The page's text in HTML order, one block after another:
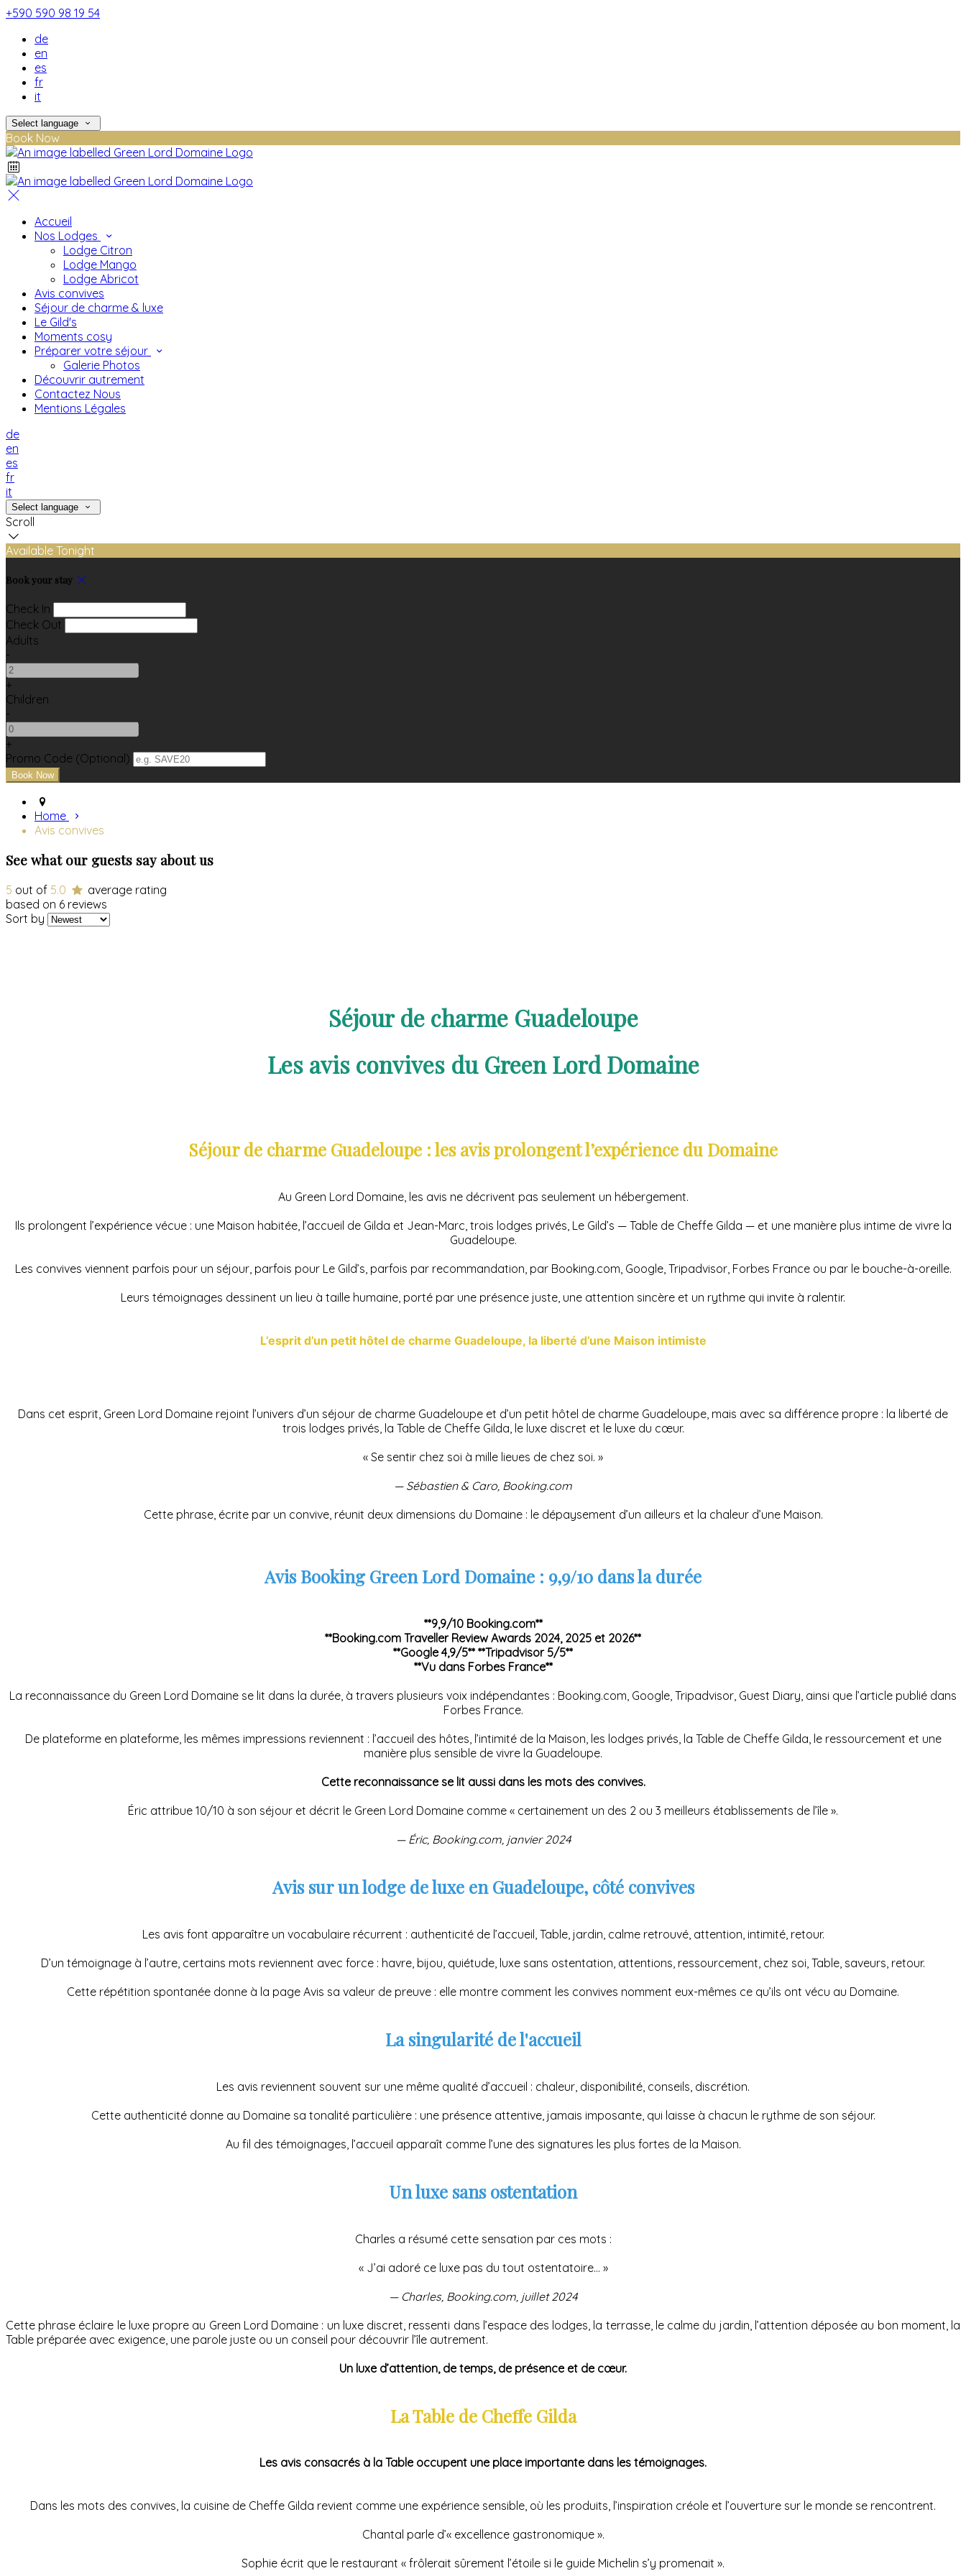
+590 590 98 19 54
de
en
es
fr
it
Select language
Book Now
Accueil
Nos Lodges
Lodge Citron
Lodge Mango
Lodge Abricot
Avis convives
Séjour de charme & luxe
Le Gild's
Moments cosy
Préparer votre séjour
Galerie Photos
Découvrir autrement
Contactez Nous
Mentions Légales
de
en
es
fr
it
Select language
Scroll
Available Tonight
Book your stay
Check In
Check Out
Adults
-
+
Children
-
+
Promo Code (Optional)
Home
Avis convives
See what our guests say about us
5 out of 5.0
average rating
based on 6 reviews
Sort by
Séjour de charme Guadeloupe
Les avis convives du Green Lord Domaine
Séjour de charme Guadeloupe : les avis prolongent l’expérience du Domaine
Au Green Lord Domaine, les avis ne décrivent pas seulement un hébergement.
Ils prolongent l’expérience vécue : une Maison habitée, l’accueil de Gilda et Jean-Marc, trois lodges privés, Le Gild’s — Table de Cheffe Gilda — et une manière plus intime de vivre la
Guadeloupe.
Les convives viennent parfois pour un séjour, parfois pour Le Gild’s, parfois par recommandation, par Booking.com, Google, Tripadvisor, Forbes France ou par le bouche-à-oreille.
Leurs témoignages dessinent un lieu à taille humaine, porté par une présence juste, une attention sincère et un rythme qui invite à ralentir.
L’esprit d’un petit hôtel de charme Guadeloupe, la liberté d’une Maison intimiste
Dans cet esprit, Green Lord Domaine rejoint l’univers d’un séjour de charme Guadeloupe et d’un petit hôtel de charme Guadeloupe, mais avec sa différence propre : la liberté de
trois lodges privés, la Table de Cheffe Gilda, le luxe discret et le luxe du cœur.
« Se sentir chez soi à mille lieues de chez soi. »
— Sébastien & Caro, Booking.com
Cette phrase, écrite par un convive, réunit deux dimensions du Domaine : le dépaysement d’un ailleurs et la chaleur d’une Maison.
Avis Booking Green Lord Domaine : 9,9/10 dans la durée
**9,9/10 Booking.com**
**Booking.com Traveller Review Awards 2024, 2025 et 2026**
**Google 4,9/5** **Tripadvisor 5/5**
**Vu dans Forbes France**
La reconnaissance du Green Lord Domaine se lit dans la durée, à travers plusieurs voix indépendantes : Booking.com, Google, Tripadvisor, Guest Diary, ainsi que l’article publié dans
Forbes France.
De plateforme en plateforme, les mêmes impressions reviennent : l’accueil des hôtes, l’intimité de la Maison, les lodges privés, la Table de Cheffe Gilda, le ressourcement et une
manière plus sensible de vivre la Guadeloupe.
Cette reconnaissance se lit aussi dans les mots des convives.
Éric attribue 10/10 à son séjour et décrit le Green Lord Domaine comme « certainement un des 2 ou 3 meilleurs établissements de l’île ».
— Éric, Booking.com, janvier 2024
Avis sur un lodge de luxe en Guadeloupe, côté convives
Les avis font apparaître un vocabulaire récurrent : authenticité de l’accueil, Table, jardin, calme retrouvé, attention, intimité, retour.
D’un témoignage à l’autre, certains mots reviennent avec force : havre, bijou, quiétude, luxe sans ostentation, attentions, ressourcement, chez soi, Table, saveurs, retour.
Cette répétition spontanée donne à la page Avis sa valeur de preuve : elle montre comment les convives nomment eux-mêmes ce qu’ils ont vécu au Domaine.
La singularité de l'accueil
Les avis reviennent souvent sur une même qualité d’accueil : chaleur, disponibilité, conseils, discrétion.
Cette authenticité donne au Domaine sa tonalité particulière : une présence attentive, jamais imposante, qui laisse à chacun le rythme de son séjour.
Au fil des témoignages, l’accueil apparaît comme l’une des signatures les plus fortes de la Maison.
Un luxe sans ostentation
Charles a résumé cette sensation par ces mots :
« J’ai adoré ce luxe pas du tout ostentatoire… »
— Charles, Booking.com, juillet 2024
Cette phrase éclaire le luxe propre au Green Lord Domaine : un luxe discret, ressenti dans l’espace des lodges, la terrasse, le calme du jardin, l’attention déposée au bon moment, la
Table préparée avec exigence, une parole juste ou un conseil pour découvrir l’île autrement.
Un luxe d’attention, de temps, de présence et de cœur.
La Table de Cheffe Gilda
Les avis consacrés à la Table occupent une place importante dans les témoignages.
Dans les mots des convives, la cuisine de Cheffe Gilda revient comme une expérience sensible, où les produits, l’inspiration créole et l’ouverture sur le monde se rencontrent.
Chantal parle d’« excellence gastronomique ».
Sophie écrit que le restaurant « frôlerait sûrement l’étoile si le guide Michelin s’y promenait ».